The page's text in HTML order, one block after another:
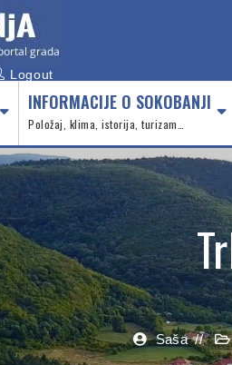
Logout
INFORMACIJE O SOKOBANJI
Položaj, klima, istorija, turizam…
Saša